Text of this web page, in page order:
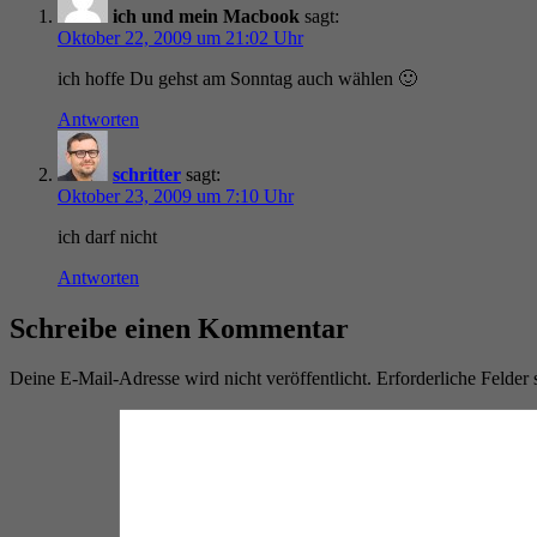
ich und mein Macbook sagt:
Oktober 22, 2009 um 21:02 Uhr
ich hoffe Du gehst am Sonntag auch wählen 🙂
Antworten
schritter sagt:
Oktober 23, 2009 um 7:10 Uhr
ich darf nicht
Antworten
Schreibe einen Kommentar
Deine E-Mail-Adresse wird nicht veröffentlicht. Erforderliche Felder